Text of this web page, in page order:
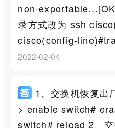
non-
录方式改为 ssh
cisco(config-
2022-02-04
1、交换机恢复出
> enable switch#
switch# reload 2、